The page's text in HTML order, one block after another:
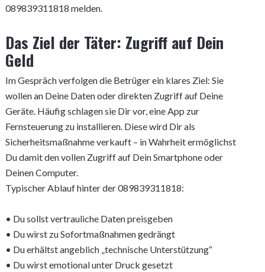
089839311818 melden.
Das Ziel der Täter: Zugriff auf Dein
Geld
Im Gespräch verfolgen die Betrüger ein klares Ziel: Sie
wollen an Deine Daten oder direkten Zugriff auf Deine
Geräte. Häufig schlagen sie Dir vor, eine App zur
Fernsteuerung zu installieren. Diese wird Dir als
Sicherheitsmaßnahme verkauft – in Wahrheit ermöglichst
Du damit den vollen Zugriff auf Dein Smartphone oder
Deinen Computer.
Typischer Ablauf hinter der 089839311818:
• Du sollst vertrauliche Daten preisgeben
• Du wirst zu Sofortmaßnahmen gedrängt
• Du erhältst angeblich „technische Unterstützung“
• Du wirst emotional unter Druck gesetzt